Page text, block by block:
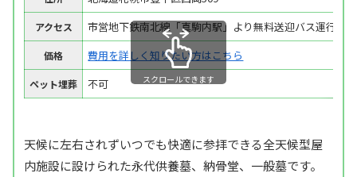
アクセス 市営地下鉄南北線「真駒内駅」より無料送迎バス運行
価格 費用を詳しく知りたい方はこちら
ペット埋葬 不可 スクロールできます
天候に左右されずいつでも快適に参拝できる全天候型屋
内施設に設けられた永代供養墓、納骨堂、一般墓です。